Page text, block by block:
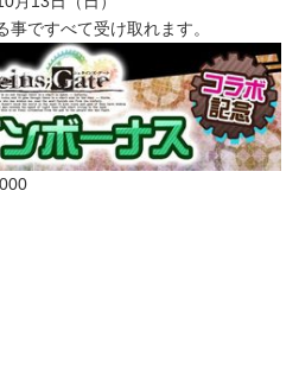
ですべて受け取れます。